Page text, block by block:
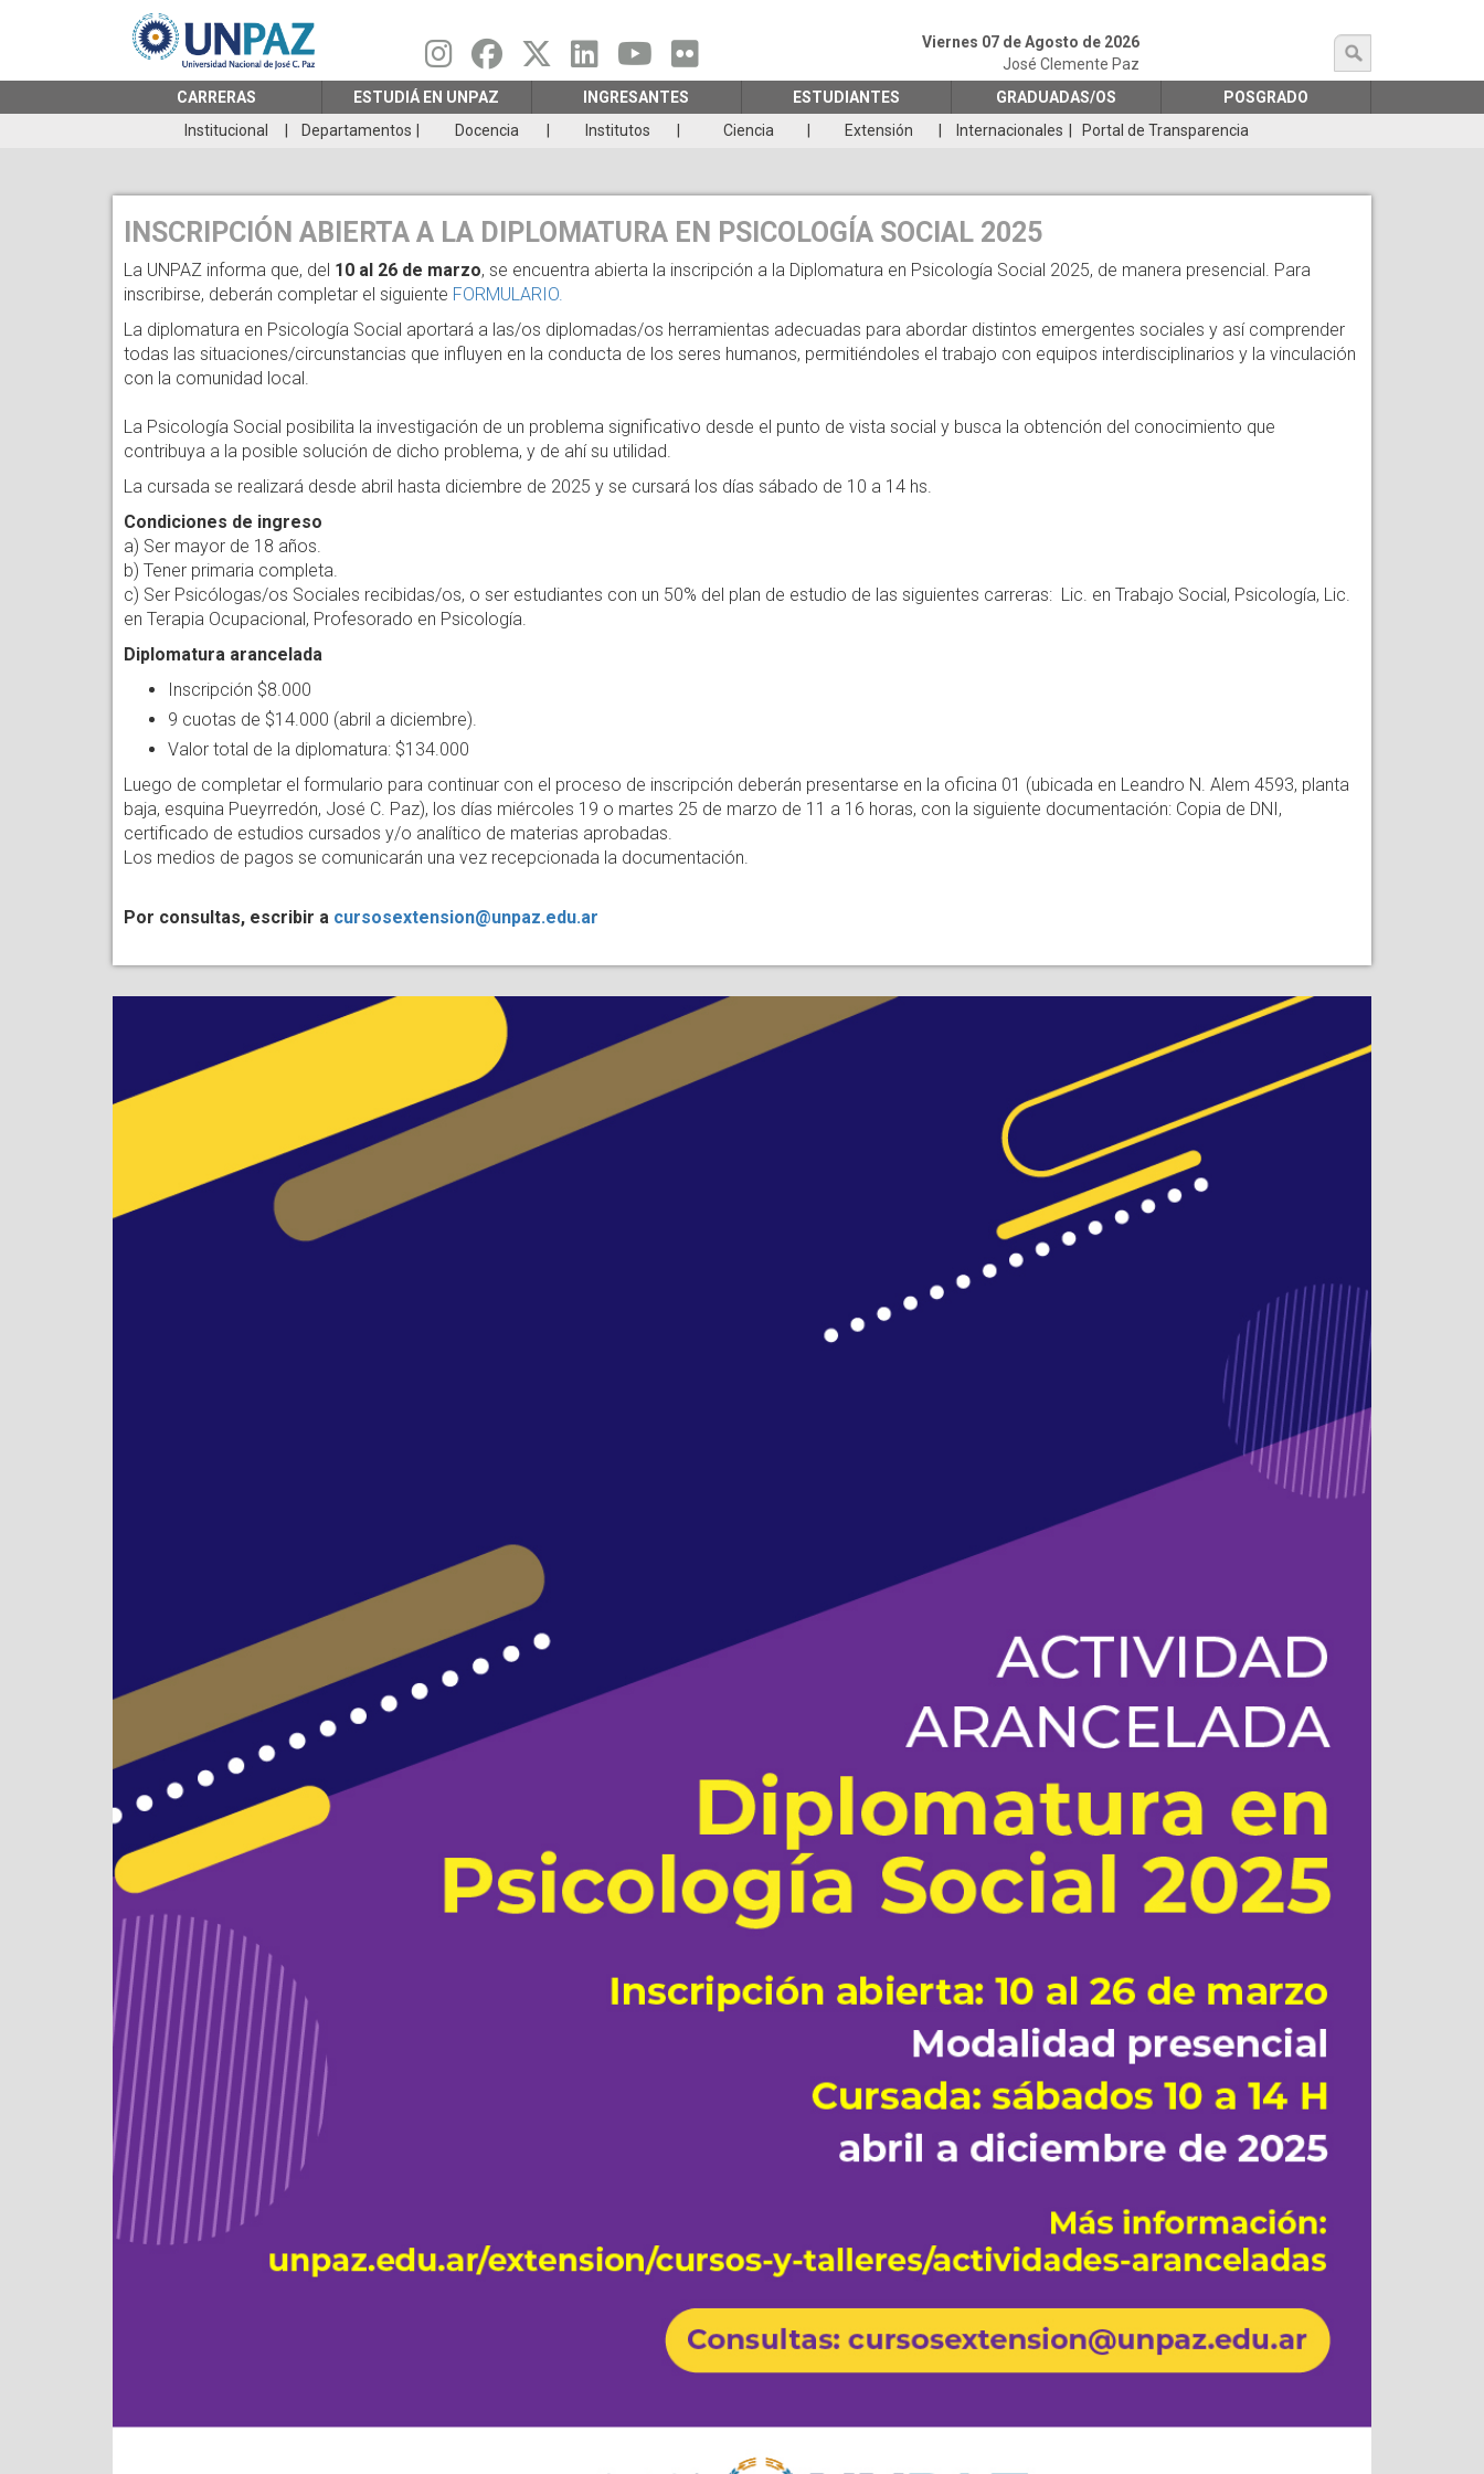
principal
búsqueda
Viernes 07 de Agosto de 2026
José Clemente Paz
CARRERAS
ESTUDIÁ EN UNPAZ INGRESANTES ESTUDIANTES GRADUADAS/OS
POSGRADO
Institucional
Departamentos Docencia Institutos Ciencia Extensión Internacionales Portal de Transparencia
INSCRIPCIÓN ABIERTA A LA DIPLOMATURA EN PSICOLOGÍA SOCIAL 2025
La UNPAZ informa que, del 10 al 26 de marzo, se encuentra abierta la inscripción a la Diplomatura en Psicología Social 2025, de manera presencial. Para
inscribirse, deberán completar el siguiente FORMULARIO.
La diplomatura en Psicología Social aportará a las/os diplomadas/os herramientas adecuadas para abordar distintos emergentes sociales y así comprender
todas las situaciones/circunstancias que influyen en la conducta de los seres humanos, permitiéndoles el trabajo con equipos interdisciplinarios y la vinculación
con la comunidad local.
La Psicología Social posibilita la investigación de un problema significativo desde el punto de vista social y busca la obtención del conocimiento que
contribuya a la posible solución de dicho problema, y de ahí su utilidad.
La cursada se realizará desde abril hasta diciembre de 2025 y se cursará los días sábado de 10 a 14 hs.
Condiciones de ingreso
a) Ser mayor de 18 años.
b) Tener primaria completa.
c) Ser Psicólogas/os Sociales recibidas/os, o ser estudiantes con un 50% del plan de estudio de las siguientes carreras: Lic. en Trabajo Social, Psicología, Lic.
en Terapia Ocupacional, Profesorado en Psicología.
Diplomatura arancelada
Inscripción $8.000
9 cuotas de $14.000 (abril a diciembre).
Valor total de la diplomatura: $134.000
Luego de completar el formulario para continuar con el proceso de inscripción deberán presentarse en la oficina 01 (ubicada en Leandro N. Alem 4593, planta
baja, esquina Pueyrredón, José C. Paz), los días miércoles 19 o martes 25 de marzo de 11 a 16 horas, con la siguiente documentación: Copia de DNI,
certificado de estudios cursados y/o analítico de materias aprobadas.
Los medios de pagos se comunicarán una vez recepcionada la documentación.
Por consultas, escribir a cursosextension@unpaz.edu.ar